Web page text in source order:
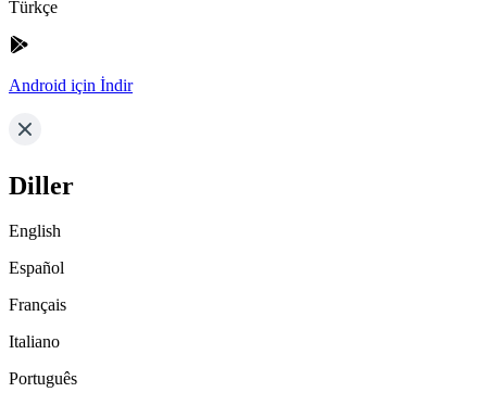
Türkçe
Android için İndir
Diller
English
Español
Français
Italiano
Português